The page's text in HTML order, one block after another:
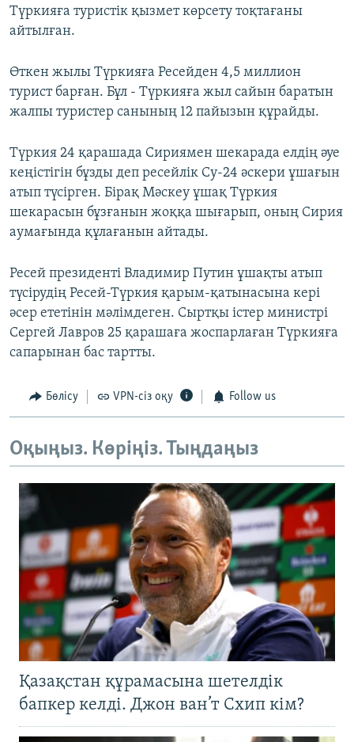
Түркияға туристік қызмет көрсету тоқтағаны
айтылған.
Өткен жылы Түркияға Ресейден 4,5 миллион
турист барған. Бұл - Түркияға жыл сайын баратын
жалпы туристер санының 12 пайызын құрайды.
Түркия 24 қарашада Сириямен шекарада елдің әуе
кеңістігін бұзды деп ресейлік Су-24 әскери ұшағын
атып түсірген. Бірақ Мәскеу ұшақ Түркия
шекарасын бұзғанын жоққа шығарып, оның Сирия
аумағында құлағанын айтады.
Ресей президенті Владимир Путин ұшақты атып
түсірудің Ресей-Түркия қарым-қатынасына кері
әсер ететінін мәлімдеген. Сыртқы істер министрі
Сергей Лавров 25 қарашаға жоспарлаған Түркияға
сапарынан бас тартты.
Бөлісу VPN-сіз оқу Follow us
Оқыңыз. Көріңіз. Тыңдаңыз
Қазақстан құрамасына шетелдік
бапкер келді. Джон ван’т Схип кім?